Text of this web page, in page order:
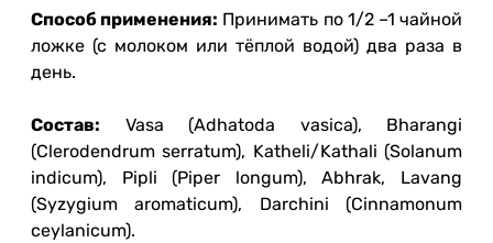
Способ применения: Принимать по 1/2 –1 чайной
ложке (с молоком или тёплой водой) два раза в
день.
Состав: Vasa (Adhatoda vasica), Bharangi
(Clerodendrum serratum), Katheli/Kathali (Solanum
indicum), Pipli (Piper longum), Abhrak, Lavang
(Syzygium aromaticum), Darchini (Cinnamonum
сeylanicum).